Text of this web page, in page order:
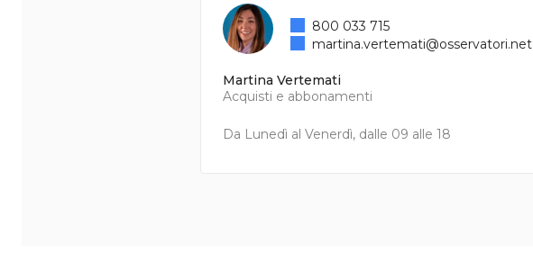
Martina Vertemati
Acquisti e abbonamenti
Da Lunedì al Venerdì, dalle 09 alle 18
800 033 715
martina.vertemati@osservatori.net